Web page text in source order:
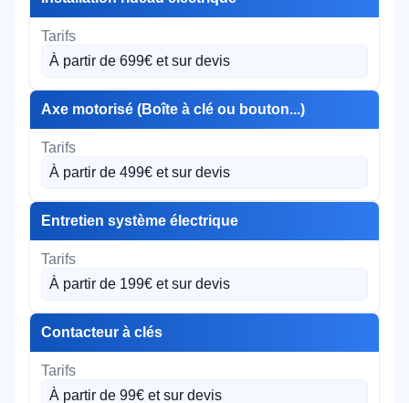
À partir de 699€ et sur devis
Axe motorisé (Boîte à clé ou bouton...)
À partir de 499€ et sur devis
Entretien système électrique
À partir de 199€ et sur devis
Contacteur à clés
À partir de 99€ et sur devis